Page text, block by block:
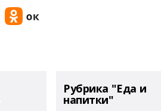
Рубрика "Еда и
напитки"